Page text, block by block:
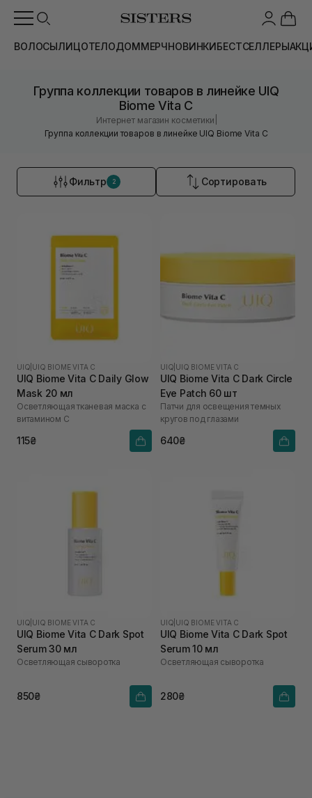
ВОЛОСЫЛИЦОТЕЛОДОММЕРЧНОВИНКИБЕСТСЕЛЛЕРЫ
Группа коллекции товаров в линейке UIQ
Biome Vita C
Интернет магазин косметики
Группа коллекции товаров в линейке UIQ Biome Vita C
Фильтр 2 Сортировать
UIQ UIQ BIOME VITA C
UIQ Biome Vita C Daily Glow
Mask 20 мл
Осветляющая тканевая маска с
витамином C
115₴
UIQ UIQ BIOME VITA C
UIQ Biome Vita C Dark Circle
Eye Patch 60 шт
Патчи для освещения темных
кругов под глазами
640₴
UIQ UIQ BIOME VITA C
UIQ Biome Vita C Dark Spot
Serum 30 мл
Осветляющая сыворотка
850₴
UIQ UIQ BIOME VITA C
UIQ Biome Vita C Dark Spot
Serum 10 мл
Осветляющая сыворотка
280₴